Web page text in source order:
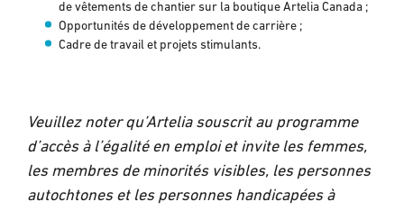
de vêtements de chantier sur la boutique Artelia Canada ;
Opportunités de développement de carrière ;
Cadre de travail et projets stimulants.
Veuillez noter qu’Artelia souscrit au programme
d’accès à l’égalité en emploi et invite les femmes,
les membres de minorités visibles, les personnes
autochtones et les personnes handicapées à